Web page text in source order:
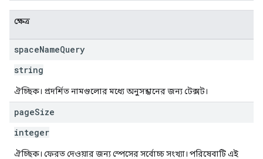
ক্ষেত্র
spaceNameQuery
string
ঐচ্ছিক। প্রদর্শিত নামগুলোর মধ্যে অনুসন্ধানের জন্য টেক্সট।
pageSize
integer
ঐচ্ছিক। ফেরত দেওয়ার জন্য স্পেসের সর্বোচ্চ সংখ্যা। পরিষেবাটি এই